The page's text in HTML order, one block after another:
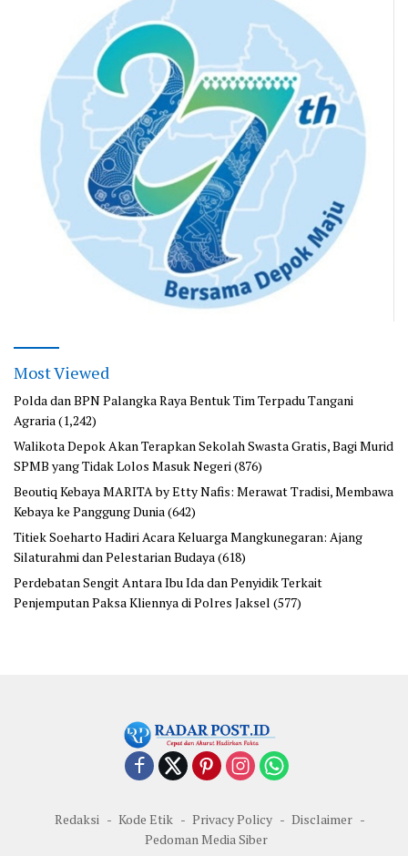
Most Viewed
Polda dan BPN Palangka Raya Bentuk Tim Terpadu Tangani
Agraria(1,242)
Walikota Depok Akan Terapkan Sekolah Swasta Gratis, Bagi Murid
SPMB yang Tidak Lolos Masuk Negeri(876)
Beoutiq Kebaya MARITA by Etty Nafis: Merawat Tradisi, Membawa
Kebaya ke Panggung Dunia(642)
Titiek Soeharto Hadiri Acara Keluarga Mangkunegaran: Ajang
Silaturahmi dan Pelestarian Budaya(618)
Perdebatan Sengit Antara Ibu Ida dan Penyidik Terkait
Penjemputan Paksa Kliennya di Polres Jaksel (577)
Redaksi Kode Etik Privacy Policy
Disclaimer
Pedoman Media Siber